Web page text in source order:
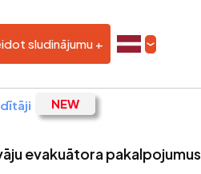
sludinājumu +
evakuātora pakalpojumus